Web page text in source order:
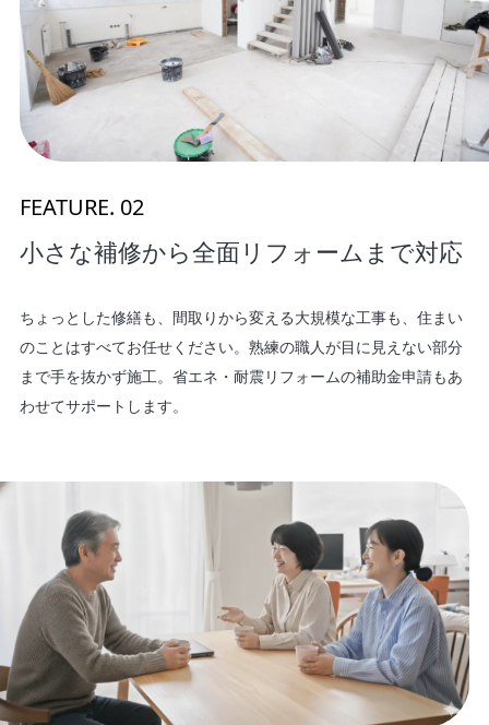
FEATURE. 02
小さな補修から全面リフォームまで対応
ちょっとした修繕も、間取りから変える大規模な工事も、住まい
のことはすべてお任せください。熟練の職人が目に見えない部分
まで手を抜かず施工。省エネ・耐震リフォームの補助金申請もあ
わせてサポートします。